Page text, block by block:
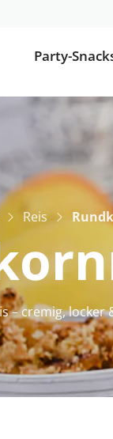
Party-
Reis
– cremig,